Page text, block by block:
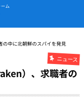
ム
中に北朝鮮のスパイを発見
ニュース
）、求職者の